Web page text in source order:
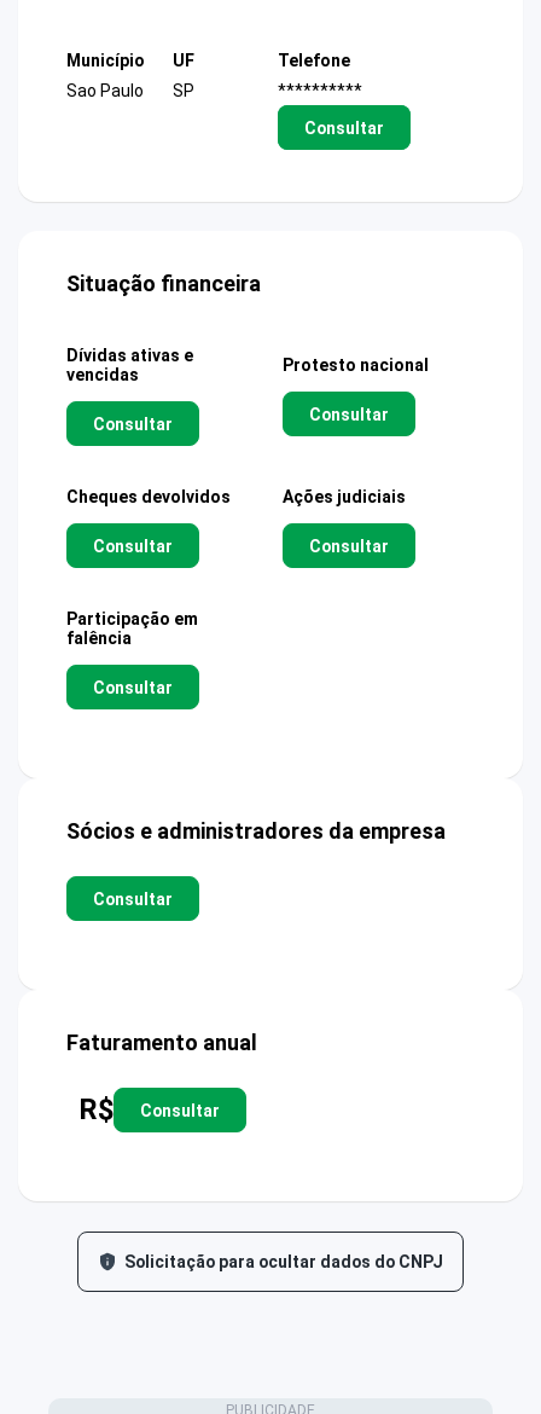
Município
Sao Paulo
UF
SP
Telefone
**********
Consultar
Situação financeira
Dívidas ativas e
vencidas
Consultar
Protesto nacional
Consultar
Cheques devolvidos
Consultar
Ações judiciais
Consultar
Participação em
falência
Consultar
Sócios e administradores da empresa
Consultar
Faturamento anual
R$ Consultar
Solicitação para ocultar dados do CNPJ